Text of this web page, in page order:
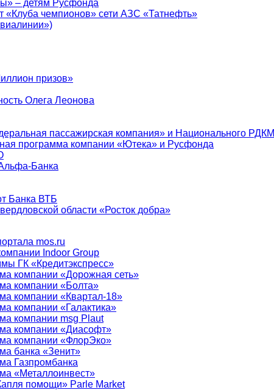
– детям Русфонда
«Клуба чемпионов» сети АЗС «Татнефть»
призов»
Олега Леонова
пассажирская компания» и Национального РДКМ
программа компании «Ютека» и Русфонда
Банка
Банка ВТБ
области «Росток добра»
mos.ru
Indoor Group
ГК «Кредитэкспресс»
компании «Дорожная сеть»
компании «Болта»
компании «Квартал-18»
компании «Галактика»
компании msg Plaut
компании «Диасофт»
компании «ФлорЭко»
банка «Зенит»
Газпромбанка
«Металлоинвест»
помощи» Parle Market